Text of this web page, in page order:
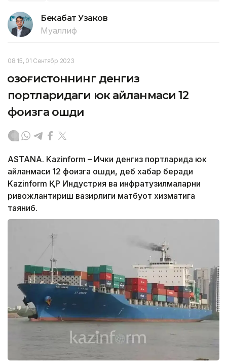
Бекабат Узаков
Муаллиф
08:15, 01 Сентябр 2023
Қозоғистоннинг денгиз
портларидаги юк айланмаси 12
фоизга ошди
ASTANA. Kazinform – Ички денгиз портларида юк
айланмаси 12 фоизга ошди, деб хабар беради
Kazinform ҚР Индустрия ва инфратузилмаларни
ривожлантириш вазирлиги матбуот хизматига
таяниб.